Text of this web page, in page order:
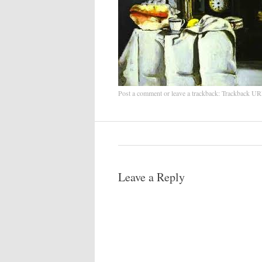
Post a commentor leave a trackback: Trackback
Leave a Reply